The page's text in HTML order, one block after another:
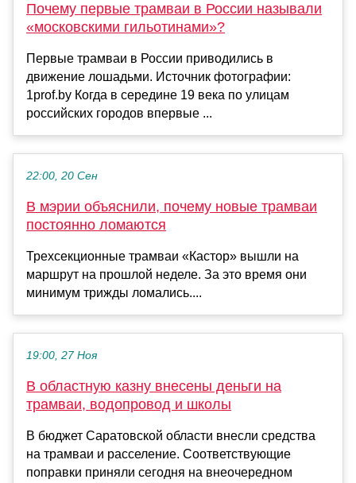
Почему первые трамваи в России называли
«московскими гильотинами»?
Первые трамваи в России приводились в
движение лошадьми. Источник фотографии:
1prof.by Когда в середине 19 века по улицам
российских городов впервые ...
22:00, 20 Сен
В мэрии объяснили, почему новые трамваи
постоянно ломаются
Трехсекционные трамваи «Кастор» вышли на
маршрут на прошлой неделе. За это время они
минимум трижды ломались....
19:00, 27 Ноя
В областную казну внесены деньги на
трамваи, водопровод и школы
В бюджет Саратовской области внесли средства
на трамваи и расселение. Соответствующие
поправки приняли сегодня на внеочередном